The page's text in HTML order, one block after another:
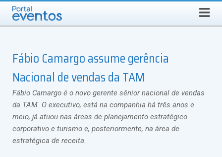
Select Language ▼
Fábio Camargo assume gerência
Nacional de vendas da TAM
Fábio Camargo é o novo gerente sênior nacional de vendas
da TAM. O executivo, está na companhia há três anos e
meio, já atuou nas áreas de planejamento estratégico
corporativo e turismo e, posteriormente, na área de
estratégica de receita.